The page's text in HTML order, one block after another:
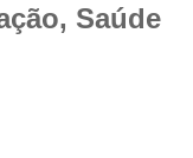
Saúde